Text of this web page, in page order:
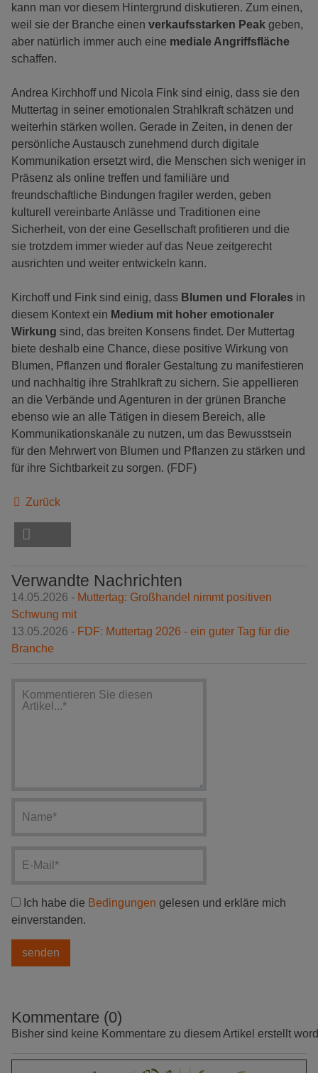
kann man vor diesem Hintergrund diskutieren. Zum einen,
weil sie der Branche einen verkaufsstarken Peak geben,
aber natürlich immer auch eine mediale Angriffsfläche
schaffen.
Andrea Kirchhoff und Nicola Fink sind einig, dass sie den
Muttertag in seiner emotionalen Strahlkraft schätzen und
weiterhin stärken wollen. Gerade in Zeiten, in denen der
persönliche Austausch zunehmend durch digitale
Kommunikation ersetzt wird, die Menschen sich weniger in
Präsenz als online treffen und familiäre und
freundschaftliche Bindungen fragiler werden, geben
kulturell vereinbarte Anlässe und Traditionen eine
Sicherheit, von der eine Gesellschaft profitieren und die
sie trotzdem immer wieder auf das Neue zeitgerecht
ausrichten und weiter entwickeln kann.
Kirchoff und Fink sind einig, dass Blumen und Florales in
diesem Kontext ein Medium mit hoher emotionaler
Wirkung sind, das breiten Konsens findet. Der Muttertag
biete deshalb eine Chance, diese positive Wirkung von
Blumen, Pflanzen und floraler Gestaltung zu manifestieren
und nachhaltig ihre Strahlkraft zu sichern. Sie appellieren
an die Verbände und Agenturen in der grünen Branche
ebenso wie an alle Tätigen in diesem Bereich, alle
Kommunikationskanäle zu nutzen, um das Bewusstsein
für den Mehrwert von Blumen und Pflanzen zu stärken und
für ihre Sichtbarkeit zu sorgen. (FDF)
Zurück
Verwandte Nachrichten
14.05.2026 - Muttertag: Großhandel nimmt positiven
Schwung mit
13.05.2026 - FDF: Muttertag 2026 - ein guter Tag für die
Branche
Ich habe die Bedingungen gelesen und erkläre mich
einverstanden.
Kommentare (0)
Bisher sind keine Kommentare zu diesem Artikel erstellt